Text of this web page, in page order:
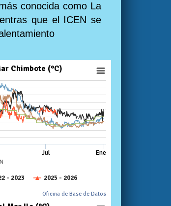
conocida como La
que el ICEN se